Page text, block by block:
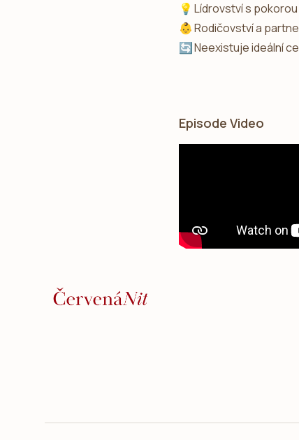
💡 Lídrovství s
👶 Rodičovství a
🔄 Neexistuje ideální
Episode Video